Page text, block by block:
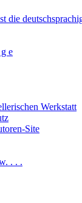
die
e
Werkstatt
Site
. . .